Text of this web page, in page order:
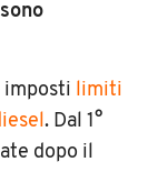
imposti limiti
. Dal 1°
dopo il